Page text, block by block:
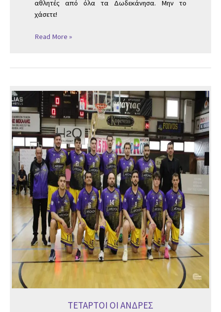
αθλητές από όλα τα Δωδεκάνησα. Μην το
χάσετε!
Read More »
ΤΕΤΑΡΤΟΙ ΟΙ ΑΝΔΡΕΣ
ΤΕΤΑΡΤΟΙ
ΑΝΔΡΕΣ